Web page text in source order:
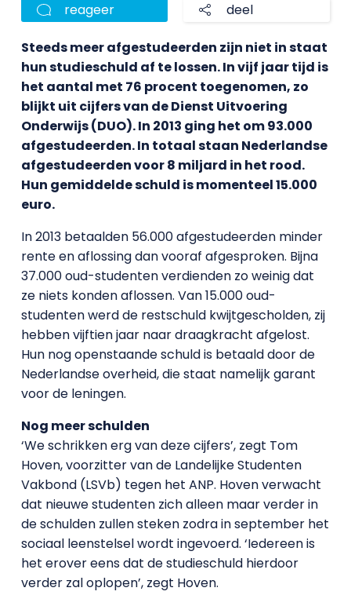
reageer deel
Steeds meer afgestudeerden zijn niet in staat
hun studieschuld af te lossen. In vijf jaar tijd is
het aantal met 76 procent toegenomen, zo
blijkt uit cijfers van de Dienst Uitvoering
Onderwijs (DUO). In 2013 ging het om 93.000
afgestudeerden. In totaal staan Nederlandse
afgestudeerden voor 8 miljard in het rood.
Hun gemiddelde schuld is momenteel 15.000
euro.
In 2013 betaalden 56.000 afgestudeerden minder
rente en aflossing dan vooraf afgesproken. Bijna
37.000 oud-studenten verdienden zo weinig dat
ze niets konden aflossen. Van 15.000 oud-
studenten werd de restschuld kwijtgescholden, zij
hebben vijftien jaar naar draagkracht afgelost.
Hun nog openstaande schuld is betaald door de
Nederlandse overheid, die staat namelijk garant
voor de leningen.
Nog meer schulden
‘We schrikken erg van deze cijfers’, zegt Tom
Hoven, voorzitter van de Landelijke Studenten
Vakbond (LSVb) tegen het ANP. Hoven verwacht
dat nieuwe studenten zich alleen maar verder in
de schulden zullen steken zodra in september het
sociaal leenstelsel wordt ingevoerd. ‘Iedereen is
het erover eens dat de studieschuld hierdoor
verder zal oplopen’, zegt Hoven.